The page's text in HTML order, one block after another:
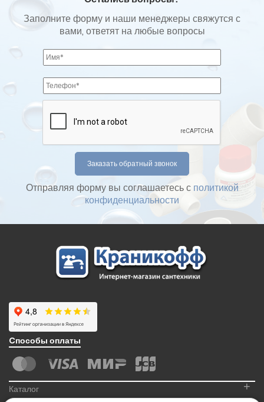
Заполните форму и наши менеджеры свяжутся с
вами, ответят на любые вопросы
Отправляя форму вы соглашаетесь с политикой
конфиденциальности
Cпособы оплаты
Каталог
+